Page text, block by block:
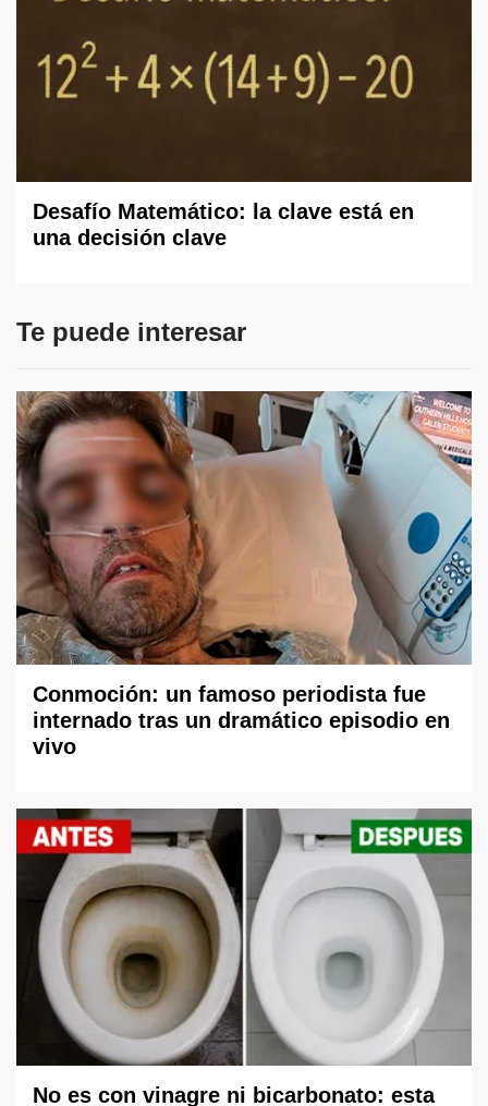
Desafío Matemático: la clave está en
una decisión clave
Te puede interesar
Conmoción: un famoso periodista fue
internado tras un dramático episodio en
vivo
No es con vinagre ni bicarbonato: esta